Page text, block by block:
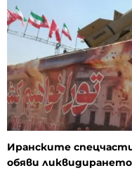
Иранските
обяви